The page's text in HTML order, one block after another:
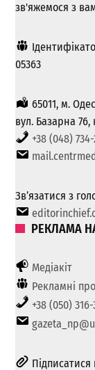
зв'яжемося з
05363
65011, м.
вул. Базарна 76,
+38 (048) 734-
Зв’язатися з
РЕКЛАМА
Медіакіт
Рекламні
+38 (050)